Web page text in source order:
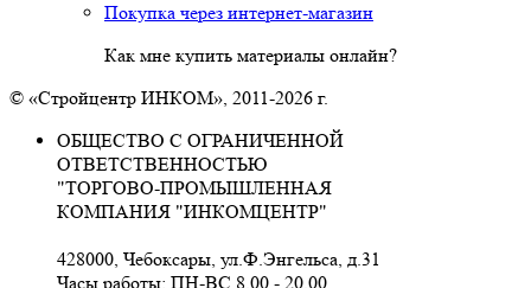
Покупка через интернет-магазин
Как мне купить материалы онлайн?
© «Стройцентр ИНКОМ», 2011-2026 г.
ОБЩЕСТВО С ОГРАНИЧЕННОЙ
ОТВЕТСТВЕННОСТЬЮ
"ТОРГОВО-ПРОМЫШЛЕННАЯ
КОМПАНИЯ "ИНКОМЦЕНТР"
428000, Чебоксары, ул.Ф.Энгельса, д.31
Часы работы: ПН-ВС 8.00 - 20.00